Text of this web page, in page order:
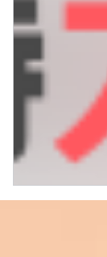
美食團購